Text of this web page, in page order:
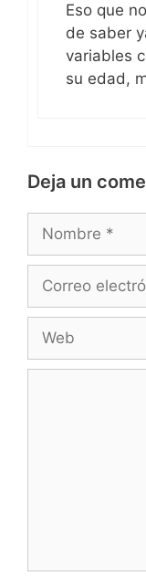
Eso que
de saber
variables
su edad,
Deja un
electrónico